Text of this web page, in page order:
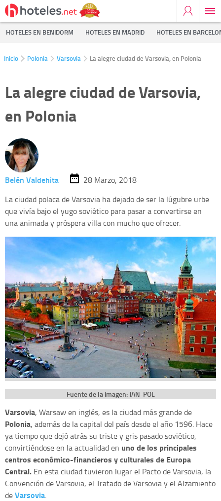
HOTELES EN BENIDORM HOTELES EN MADRID HOTELES EN
Inicio Polonia Varsovia La alegre ciudad de Varsovia, en Polonia
La alegre ciudad de Varsovia,
en Polonia
Belén Valdehita
28 Marzo, 2018
La ciudad polaca de Varsovia ha dejado de ser la lúgubre urbe
que vivía bajo el yugo soviético para pasar a convertirse en
una animada y próspera villa con mucho que ofrecer.
Fuente de la imagen: JAN-POL
Varsovia, Warsaw en inglés, es la ciudad más grande de
Polonia, además de la capital del país desde el año 1596. Hace
ya tiempo que dejó atrás su triste y gris pasado soviético,
convirtiéndose en la actualidad en uno de los principales
centros económico-financieros y culturales de Europa
Central. En esta ciudad tuvieron lugar el Pacto de Varsovia, la
Convención de Varsovia, el Tratado de Varsovia y el Alzamiento
deVarsovia.